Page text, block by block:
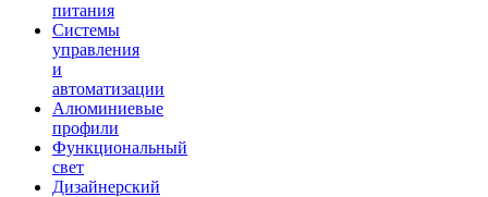
питания
Системы
управления
и
автоматизации
Алюминиевые
профили
Функциональный
свет
Дизайнерский